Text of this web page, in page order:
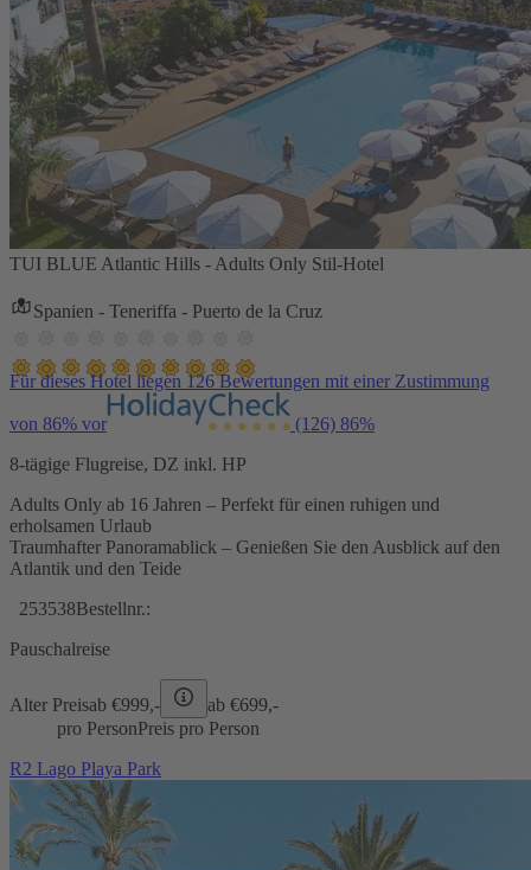
TUI BLUE Atlantic Hills - Adults Only Stil-Hotel
Spanien - Teneriffa - Puerto de la Cruz
Für dieses Hotel liegen 126 Bewertungen mit einer Zustimmung
von 86% vor (126) 86%
8-tägige Flugreise, DZ inkl. HP
Adults Only ab 16 Jahren – Perfekt für einen ruhigen und
erholsamen Urlaub
Traumhafter Panoramablick – Genießen Sie den Ausblick auf den
Atlantik und den Teide
253538Bestellnr.:
Pauschalreise
Alter Preisab €999,- ab €699,-
pro PersonPreis pro Person
R2 Lago Playa Park